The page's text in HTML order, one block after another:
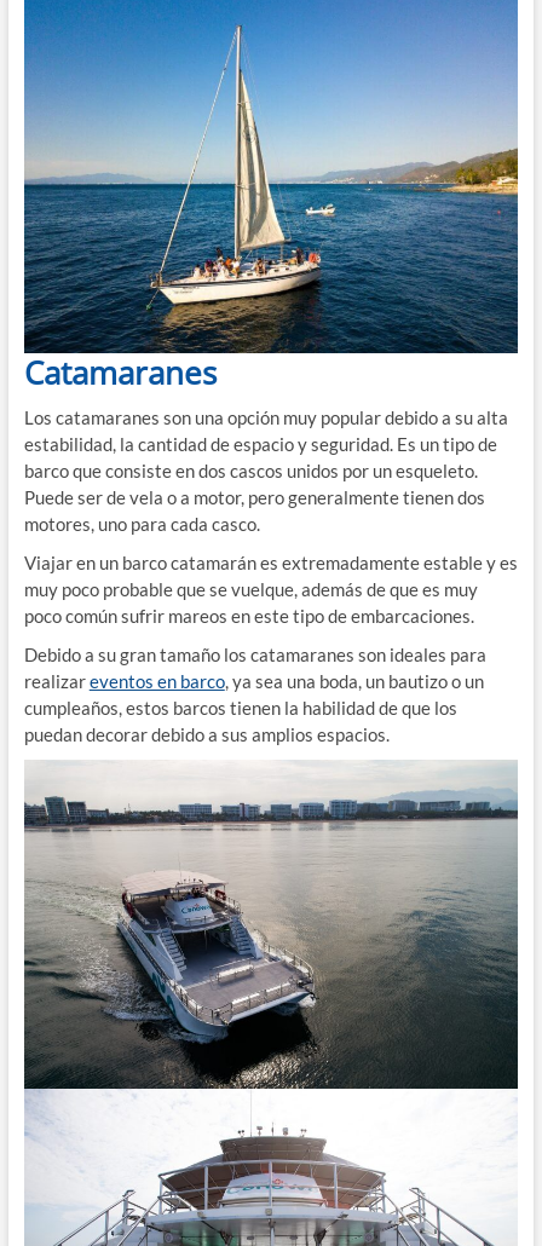
Catamaranes
Los catamaranes son una opción muy popular debido a su alta
estabilidad, la cantidad de espacio y seguridad. Es un tipo de
barco que consiste en dos cascos unidos por un esqueleto.
Puede ser de vela o a motor, pero generalmente tienen dos
motores, uno para cada casco.
Viajar en un barco catamarán es extremadamente estable y es
muy poco probable que se vuelque, además de que es muy
poco común sufrir mareos en este tipo de embarcaciones.
Debido a su gran tamaño los catamaranes son ideales para
realizareventos en barco, ya sea una boda, un bautizo o un
cumpleaños, estos barcos tienen la habilidad de que los
puedan decorar debido a sus amplios espacios.